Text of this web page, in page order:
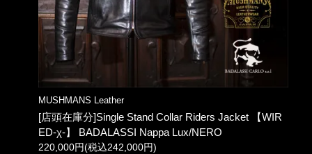
MUSHMANS Leather
[店頭在庫分]Single Stand Collar Riders Jacket 【WIR
ED-χ-】 BADALASSI Nappa Lux/NERO
220,000円(税込242,000円)